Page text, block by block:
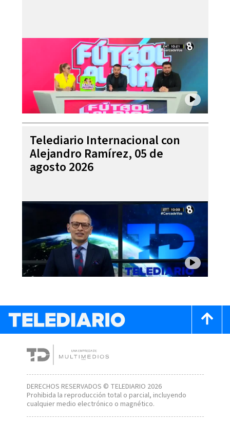
Telediario Internacional con
Alejandro Ramírez, 05 de
agosto 2026
DERECHOS RESERVADOS © TELEDIARIO 2026
Prohibida la reproducción total o parcial, incluyendo
cualquier medio electrónico o magnético.